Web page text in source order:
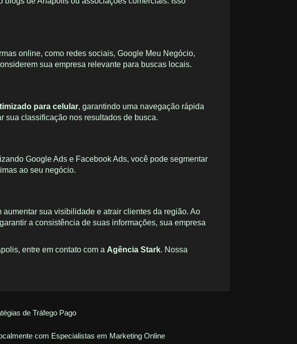
online, como redes sociais, Google Meu Negócio,
sua empresa relevante para buscas locais.
para celular, garantindo uma navegação rápida
sua classificação nos resultados de busca.
Google Ads e Facebook Ads, você pode segmentar
ao seu negócio.
sua visibilidade e atrair clientes da região. Ao
a consistência de suas informações, sua empresa
entre em contato com a Agência Stark. Nossa
de Tráfego Pago
com Especialistas em Marketing Online